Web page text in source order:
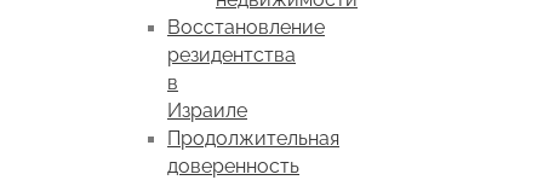
Восстановление
резидентства
в
Израиле
Продолжительная
доверенность